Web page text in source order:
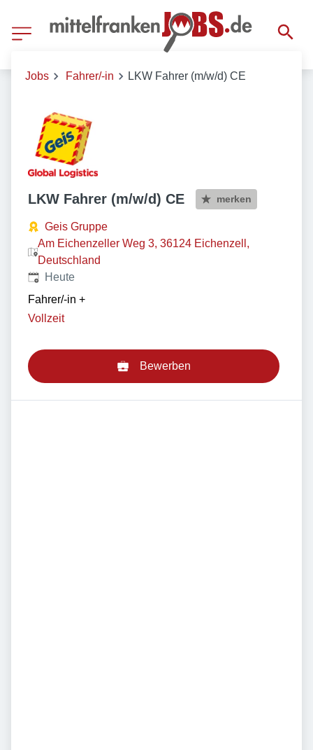
Jobs Fahrer/-in LKW Fahrer (m/w/d) CE
LKW Fahrer (m/w/d) CE merken
Geis Gruppe
Am Eichenzeller Weg 3, 36124 Eichenzell,
Deutschland
Veröffentlicht
Heute
Fahrer/-in +
Vollzeit
Bewerben